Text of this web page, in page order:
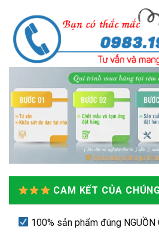
CAM KẾT CỦA
100% sản phẩm đúng NGUỒN